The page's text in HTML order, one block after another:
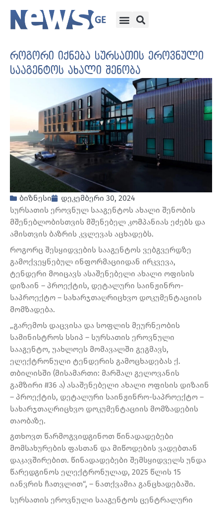
როგორი იქნება სურსათის ეროვნული
სააგენტოს ახალი შენობა
ბიზნესი
დეკემბერი 30, 2024
სურსათის ეროვნულ სააგენტოს ახალი შენობის
მშენებლობისთვის მშენებელ კომპანიას ეძებს და
ამისთვის ბაზრის კვლევას აცხადებს.
როგორც შესყიდვების სააგენტოს ვებგვერდზე
გამოქვეყნებულ ინფორმაციიდან ირკვევა,
ტენდერი მოიცავს ასაშენებელი ახალი ოფისის
დიზაინ – პროექტის, დეტალური საინჟინრო-
საპროექტო – სახარჯთაღრიცხვო დოკუმენტაციის
მომზადება.
„გარემოს დაცვისა და სოფლის მეურნეობის
სამინისტროს სსიპ – სურსათის ეროვნული
სააგენტო, უახლოეს მომავალში გეგმავს,
ელექტრონული ტენდერის გამოცხადებას ქ.
თბილისში (მისამართი: მარშალ გელოვანის
გამზირი #36 ა) ასაშენებელი ახალი ოფისის დიზაინ
– პროექტის, დეტალური საინჟინრო-საპროექტო –
სახარჯთაღრიცხვო დოკუმენტაციის მომზადების
თაობაზე.
გთხოვთ წარმოგვიდგინოთ წინადადებები
მომსახურების ფასთან და მიწოდების ვადებთან
დაკავშირებით. წინადადებები შემსყიდველს უნდა
წარედგინოს ელექტრონულად, 2025 წლის 15
იანვრის ჩათვლით“, – ნათქვამია განცხადებაში.
სურსათის ეროვნული სააგენტოს ცენტრალური